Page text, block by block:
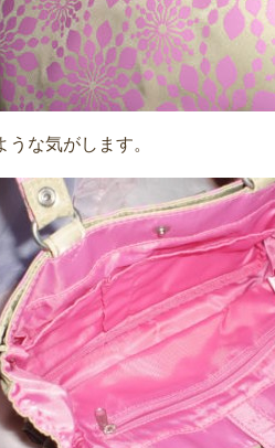
な気がします。